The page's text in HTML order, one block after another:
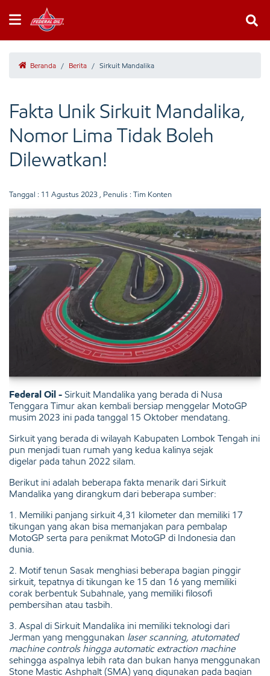
Beranda / Berita / Sirkuit Mandalika
Fakta Unik Sirkuit Mandalika,
Nomor Lima Tidak Boleh
Dilewatkan!
Tanggal : 11 Agustus 2023 , Penulis : Tim Konten
Federal Oil - Sirkuit Mandalika yang berada di Nusa
Tenggara Timur akan kembali bersiap menggelar MotoGP
musim 2023 ini pada tanggal 15 Oktober mendatang.
Sirkuit yang berada di wilayah Kabupaten Lombok Tengah ini
pun menjadi tuan rumah yang kedua kalinya sejak
digelar pada tahun 2022 silam.
Berikut ini adalah beberapa fakta menarik dari Sirkuit
Mandalika yang dirangkum dari beberapa sumber:
1. Memiliki panjang sirkuit 4,31 kilometer dan memiliki 17
tikungan yang akan bisa memanjakan para pembalap
MotoGP serta para penikmat MotoGP di Indonesia dan
dunia.
2. Motif tenun Sasak menghiasi beberapa bagian pinggir
sirkuit, tepatnya di tikungan ke 15 dan 16 yang memiliki
corak berbentuk Subahnale, yang memiliki filosofi
pembersihan atau tasbih.
3. Aspal di Sirkuit Mandalika ini memiliki teknologi dari
Jerman yang menggunakan laser scanning, atutomated
machine controls hingga automatic extraction machine
sehingga aspalnya lebih rata dan bukan hanya menggunakan
Stone Mastic Ashphalt (SMA) yang digunakan pada bagian